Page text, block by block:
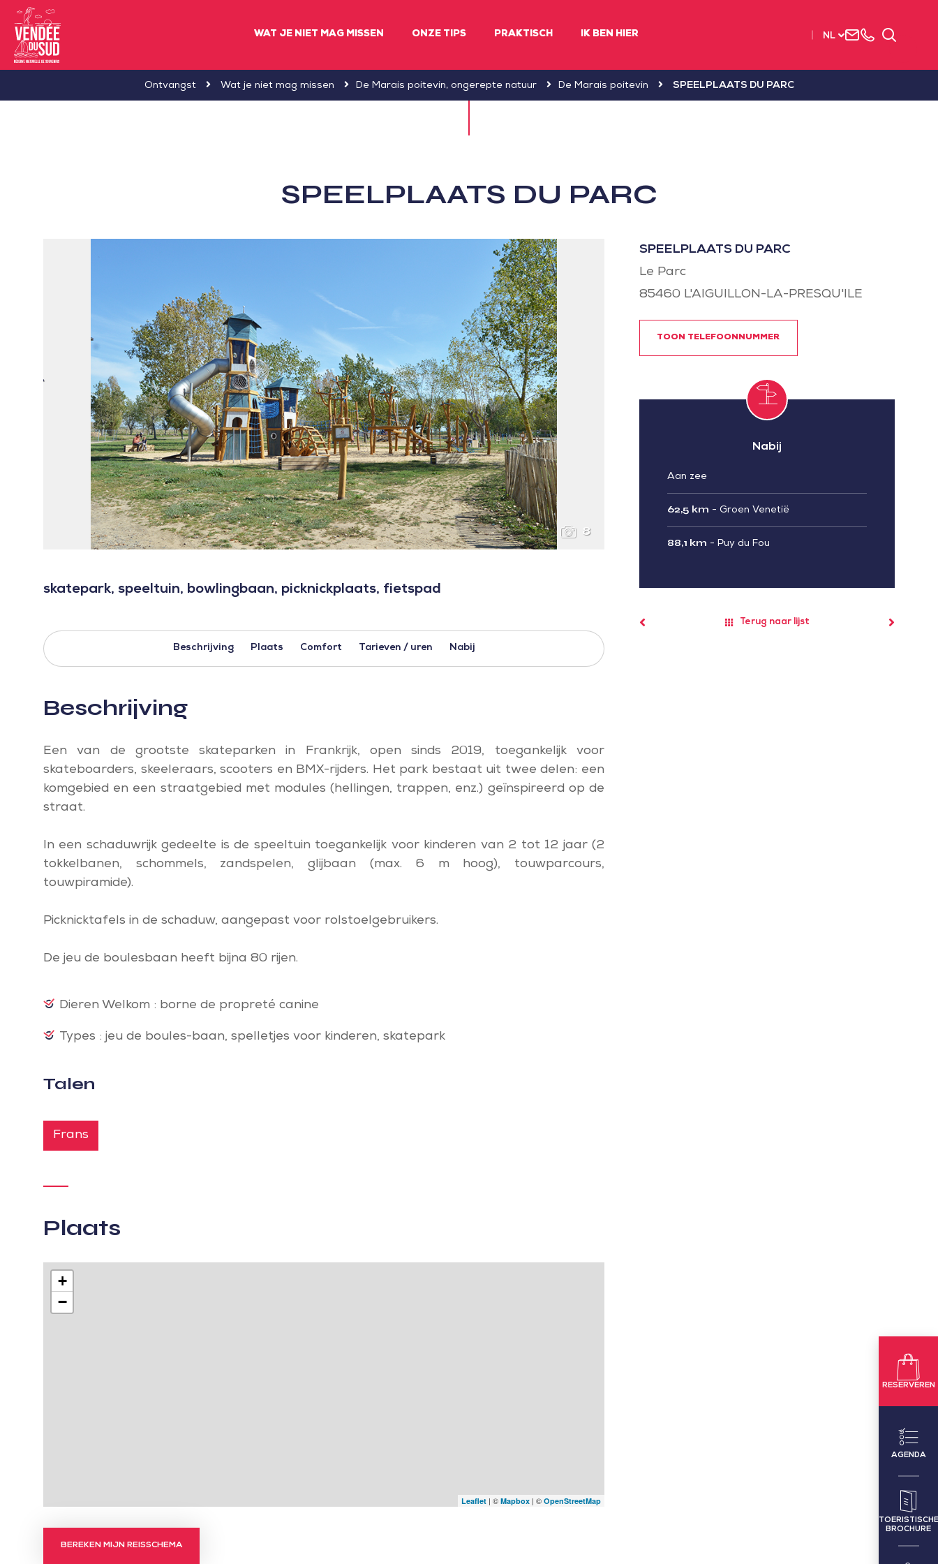
Sud
WAT JE NIET MAG MISSEN ONZE TIPS PRAKTISCH IK BEN HIER NL
Neem
003Zoeken
RESERVEREN
AGENDA
TOERISTISCHE
BROCHURE
Ontvangst Wat je niet mag missen De Marais poitevin, ongerepte natuur De Marais poitevin SPEELPLAATS DU PARC
SPEELPLAATS DU PARC
8
skatepark, speeltuin, bowlingbaan, picknickplaats, fietspad
Beschrijving Plaats Comfort Tarieven / uren Nabij
Beschrijving
Een van de grootste skateparken in Frankrijk, open sinds 2019, toegankelijk voor
skateboarders, skeeleraars, scooters en BMX-rijders. Het park bestaat uit twee delen: een
komgebied en een straatgebied met modules (hellingen, trappen, enz.) geïnspireerd op de
straat.
In een schaduwrijk gedeelte is de speeltuin toegankelijk voor kinderen van 2 tot 12 jaar (2
tokkelbanen, schommels, zandspelen, glijbaan (max. 6 m hoog), touwparcours,
touwpiramide).
Picknicktafels in de schaduw, aangepast voor rolstoelgebruikers.
De jeu de boulesbaan heeft bijna 80 rijen.
Dieren Welkom : borne de propreté canine
Types : jeu de boules-baan, spelletjes voor kinderen, skatepark
Talen
Frans
Plaats
+
−
Leaflet | © Mapbox | © OpenStreetMap
BEREKEN MIJN REISSCHEMA
SPEELPLAATS DU PARC
Le Parc
85460 L'AIGUILLON-LA-PRESQU'ILE
TOON TELEFOONNUMMER
Nabij
Aan zee
62,5 km - Groen Venetië
88,1 km - Puy du Fou
Terug naar lijst